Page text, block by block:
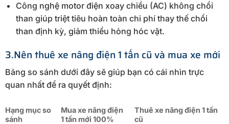
Công nghệ motor điện xoay chiều (AC) không chổi
than giúp triệt tiêu hoàn toàn chi phí thay thế chổi
than định kỳ, giảm thiểu hỏng hóc vặt.
3.Nên thuê xe nâng điện 1 tấn cũ và mua xe mới
Bảng so sánh dưới đây sẽ giúp bạn có cái nhìn trực
quan nhất để ra quyết định:
Hạng mục so
sánh
Mua xe nâng điện
1 tấn mới 100%
Thuê xe nâng điện 1 tấn
cũ